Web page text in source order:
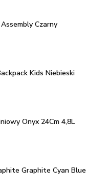
Czarny
Kids Niebieski
Onyx 24Cm 4,8L
Graphite Cyan Blue